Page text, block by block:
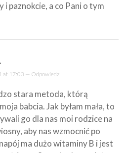
i paznokcie, a co Pani o tym
at 17:03 — Odpowiedz
stara metoda, którą
babcia. Jak byłam mała, to
go dla nas moi rodzice na
aby nas wzmocnić po
ma dużo witaminy B i jest